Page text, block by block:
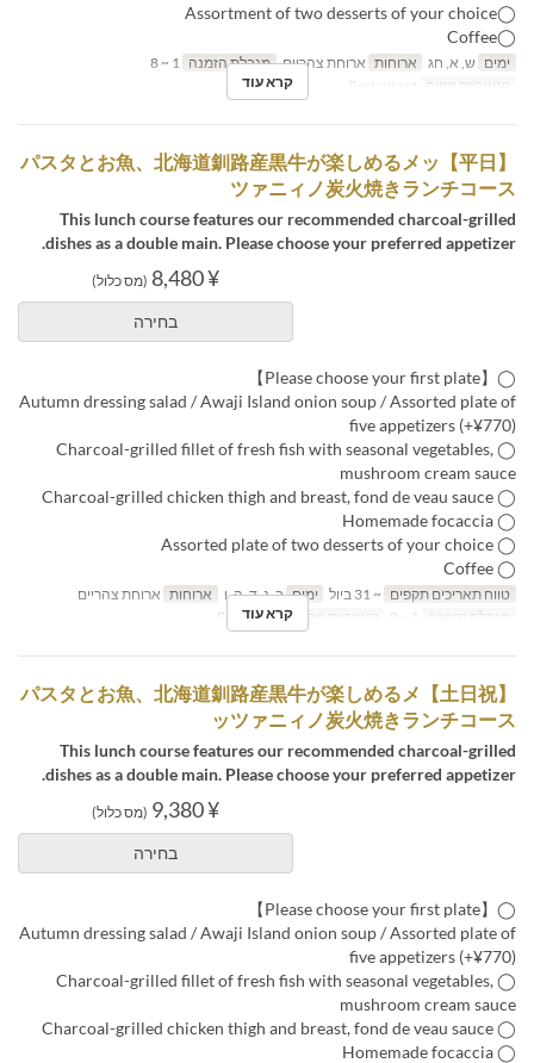
◯Assortment of two desserts of your choice
◯Coffee
ימים ש, א, חג ארוחות ארוחת צהריים מגבלת הזמנה
קטגוריית מקום
קרא עוד
【平日】パスタとお魚、北海道釧路産黒牛が楽しめるメッ
ツァニィノ炭火焼きランチコース
This lunch course features our recommended charcoal-grilled
dishes as a double main. Please choose your preferred appetizer.
¥ 8,480 (מס כלול)
בחירה
◯【Please choose your first plate】
Autumn dressing salad / Awaji Island onion soup / Assorted plate of
five appetizers (+¥770)
◯ Charcoal-grilled fillet of fresh fish with seasonal vegetables,
mushroom cream sauce
◯ Charcoal-grilled chicken thigh and breast, fond de veau sauce
◯ Homemade focaccia
◯ Assorted plate of two desserts of your choice
◯ Coffee
טווח תאריכים תקפים ~ 31 ביול ימים ב, ג, ד, ה, ו ארוחות ארוחת צהריים
מגבלת הזמנה
קטגוריית מקום Restaurant
קרא עוד
【土日祝】パスタとお魚、北海道釧路産黒牛が楽しめるメ
ッツァニィノ炭火焼きランチコース
This lunch course features our recommended charcoal-grilled
dishes as a double main. Please choose your preferred appetizer.
¥ 9,380 (מס כלול)
בחירה
◯【Please choose your first plate】
Autumn dressing salad / Awaji Island onion soup / Assorted plate of
five appetizers (+¥770)
◯ Charcoal-grilled fillet of fresh fish with seasonal vegetables,
mushroom cream sauce
◯ Charcoal-grilled chicken thigh and breast, fond de veau sauce
◯ Homemade focaccia